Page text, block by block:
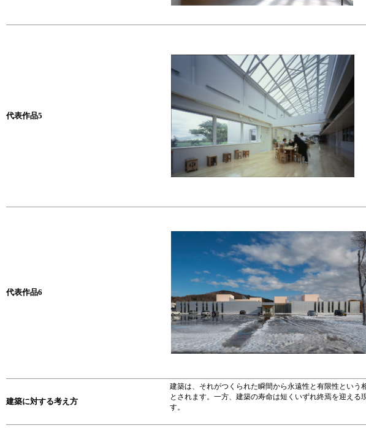
代表作品5
代表作品6
建築に対する考え方
建築は、それがつくられた瞬間から永遠性と有限性とい
とされます。一方、建築の寿命は短くいずれ終焉を迎え
す。